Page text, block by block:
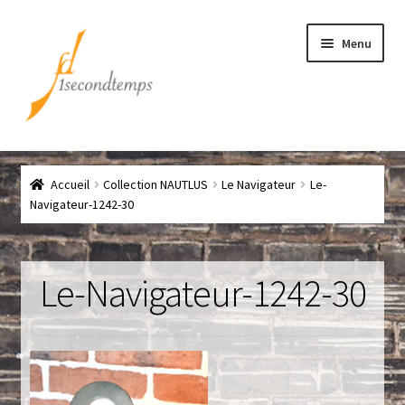
navigation
contenu
Menu
Accueil
Chef
CLICK & COLLECT
Conditions générales de vente
Contact
Couteaux
Accueil Collection NAUTLUS Le Navigateur
Le-
Navigateur-1242-30
Le-Navigateur-1242-30